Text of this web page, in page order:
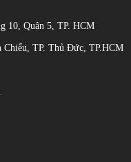
10, Quận 5, TP. HCM
TP. Thủ Đức, TP.HCM